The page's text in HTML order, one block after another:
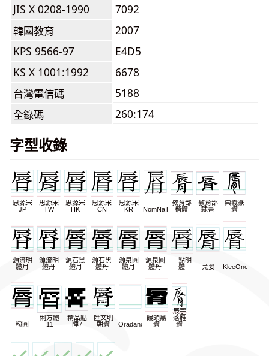
JIS X 0208-1990
7092
韓國教育
2007
KPS 9566-97
E4D5
KS X 1001:1992
6678
台灣電信碼
5188
全錄碼
260:174
字型收錄
思源宋
JP
思源宋
TW
思源宋
HK
思源宋
CN
思源宋
KR
NomNaTong
教育部
楷體
教育部
隸書
崇羲篆
體
源流明
體月
源流明
體丹
源石黑
體月
源石黑
體丹
源泉圓
體月
源泉圓
體丹
一點明
體
芫荽 KleeOne
粉圓
俐方體
11
精品點
陣7
匯文明
朝體
Oradano
饅頭黑
體
辰宇
落雁
體